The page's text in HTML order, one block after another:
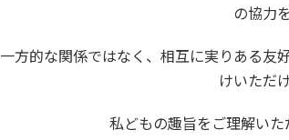
の協力
一方的な関係ではなく、相互に実りある友
けいただ
私どもの趣旨をご理解いた